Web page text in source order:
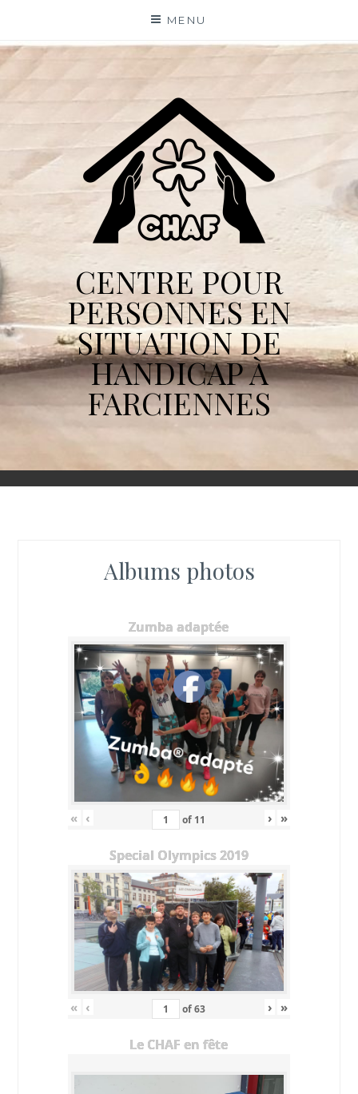
content
MENU
CENTRE POUR
PERSONNES EN
SITUATION DE
HANDICAP À
FARCIENNES
Albums photos
Zumba adaptée
« ‹ of 11 › »
Special Olympics 2019
« ‹ of63 › »
Le CHAF en fête